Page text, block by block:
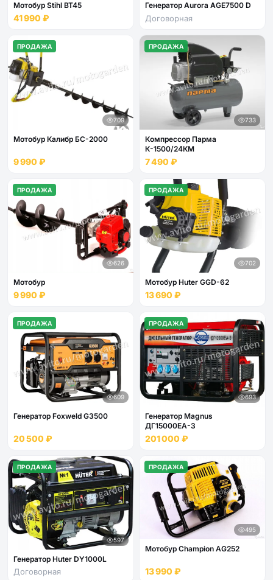
Мотобур Stihl BT45
41 990 ₽
Генератор Aurora AGE7500 D
Договорная
ПРОДАЖА
709
Мотобур Калибр БС-2000
9 990 ₽
ПРОДАЖА
733
Компрессор Парма
К-1500/24КМ
7 490 ₽
ПРОДАЖА
626
Мотобур
9 990 ₽
ПРОДАЖА
702
Мотобур Huter GGD-62
13 690 ₽
ПРОДАЖА
609
Генератор Foxweld G3500
20 500 ₽
ПРОДАЖА
693
Генератор Magnus
ДГ15000EA-3
201 000 ₽
ПРОДАЖА
597
Генератор Huter DY1000L
Договорная
ПРОДАЖА
495
Мотобур Champion AG252
13 990 ₽